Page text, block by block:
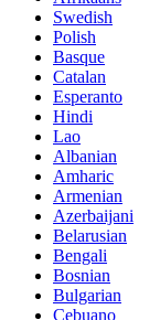
Swedish
Polish
Basque
Catalan
Esperanto
Hindi
Lao
Albanian
Amharic
Armenian
Azerbaijani
Belarusian
Bengali
Bosnian
Bulgarian
Cebuano